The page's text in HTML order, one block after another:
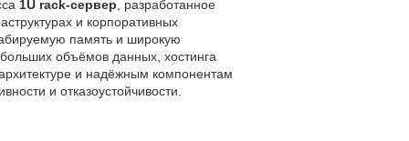
1U rack‑сервер , разработанное
и корпоративных
память и широкую
объёмов данных, хостинга
и надёжным компонентам
и отказоустойчивости.